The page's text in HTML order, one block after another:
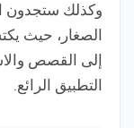
وكذلك ستجدون
الصغار، حيث
إلى القصص
التطبيق الرائع.